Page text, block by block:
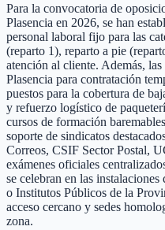
Para la convocatoria de
Plasencia en 2026, se han
personal laboral fijo para las
(reparto 1), reparto a pie
atención al cliente. Además,
Plasencia para contratación
puestos para la cobertura de
y refuerzo logístico de
cursos de formación
soporte de sindicatos
Correos, CSIF Sector Postal,
exámenes oficiales
se celebran en las
o Institutos Públicos de la
acceso cercano y sedes
zona.